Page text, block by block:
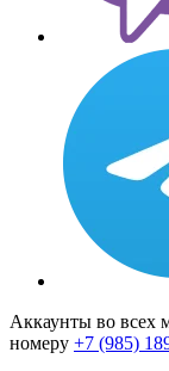
Аккаунты во всех
номеру +7 (985)